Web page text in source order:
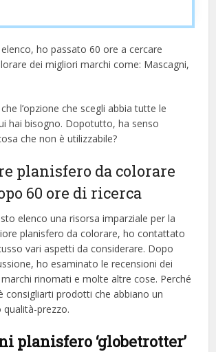
ho passato 60 ore a cercare
dei migliori marchi come: Mascagni,
l’opzione che scegli abbia tutte le
hai bisogno. Dopotutto, ha senso
che non è utilizzabile?
planisfero da colorare
60 ore di ricerca
elenco una risorsa imparziale per la
planisfero da colorare, ​​ho contattato
vari aspetti da considerare. Dopo
ho esaminato le recensioni dei
rinomati e molte altre cose. Perché
consigliarti prodotti che abbiano un
prezzo.
planisfero ‘globetrotter’